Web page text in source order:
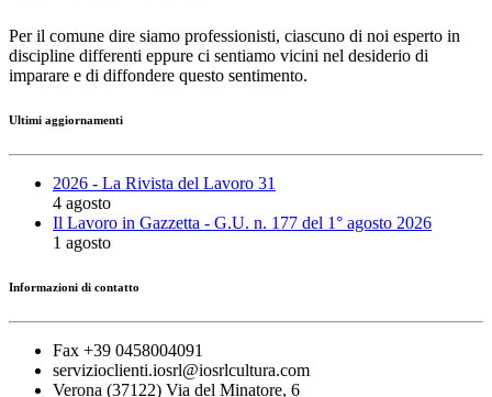
Per il comune dire siamo professionisti, ciascuno di noi esperto in
discipline differenti eppure ci sentiamo vicini nel desiderio di
imparare e di diffondere questo sentimento.
Ultimi aggiornamenti
2026 - La Rivista del Lavoro 31
4 agosto
Il Lavoro in Gazzetta - G.U. n. 177 del 1° agosto 2026
1 agosto
Informazioni di contatto
Fax +39 0458004091
servizioclienti.iosrl@iosrlcultura.com
Verona (37122) Via del Minatore, 6